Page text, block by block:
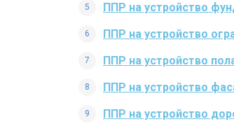
ППР на устройство
ППР на устройство
ППР на устройство
ППР на устройство
ППР на устройство